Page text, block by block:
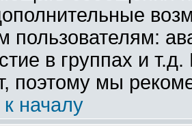
пользователям:
в группах и
поэтому мы
началу